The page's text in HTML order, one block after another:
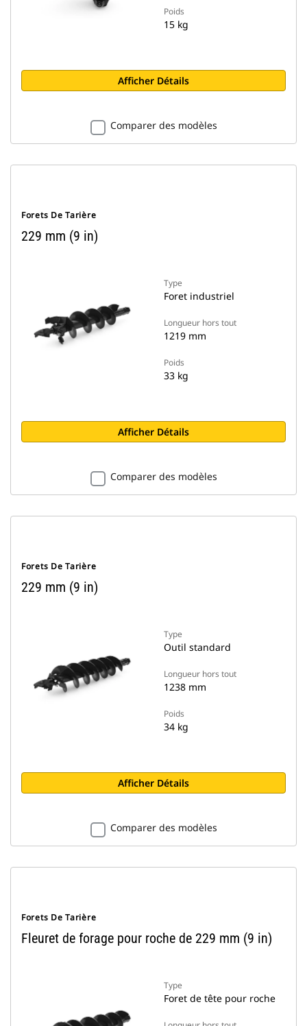
Poids
15 kg
Afficher Détails
Comparer des modèles
Forets De Tarière
229 mm (9 in)
Type
Foret industriel
Longueur hors tout
1219 mm
Poids
33 kg
Afficher Détails
Comparer des modèles
Forets De Tarière
229 mm (9 in)
Type
Outil standard
Longueur hors tout
1238 mm
Poids
34 kg
Afficher Détails
Comparer des modèles
Forets De Tarière
Fleuret de forage pour roche de 229 mm (9 in)
Type
Foret de tête pour roche